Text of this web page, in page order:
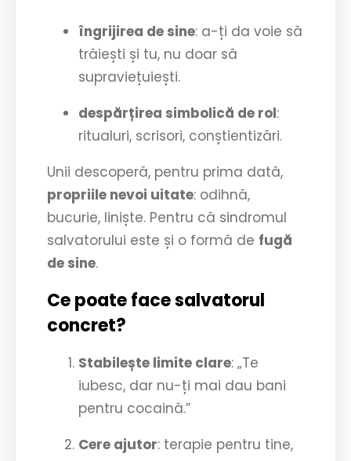
îngrijirea de sine: a-ți da voie să
trăiești și tu, nu doar să
supraviețuiești.
despărțirea simbolică de rol:
ritualuri, scrisori, conștientizări.
Unii descoperă, pentru prima dată,
propriile nevoi uitate: odihnă,
bucurie, liniște. Pentru că sindromul
salvatorului este și o formă de fugă
de sine.
Ce poate face salvatorul
concret?
Stabilește limite clare: „Te
iubesc, dar nu-ți mai dau bani
pentru cocaină.”
Cere ajutor: terapie pentru tine,